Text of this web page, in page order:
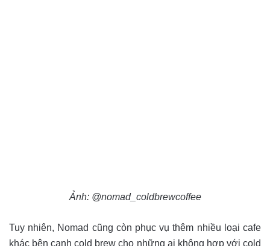
Ảnh: @nomad_coldbrewcoffee
Tuy nhiên, Nomad cũng còn phục vụ thêm nhiều loại cafe
khác bên cạnh cold brew cho những ai không hợp với cold